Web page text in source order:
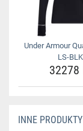
Under Armour
LS-BLK
32278
INNE